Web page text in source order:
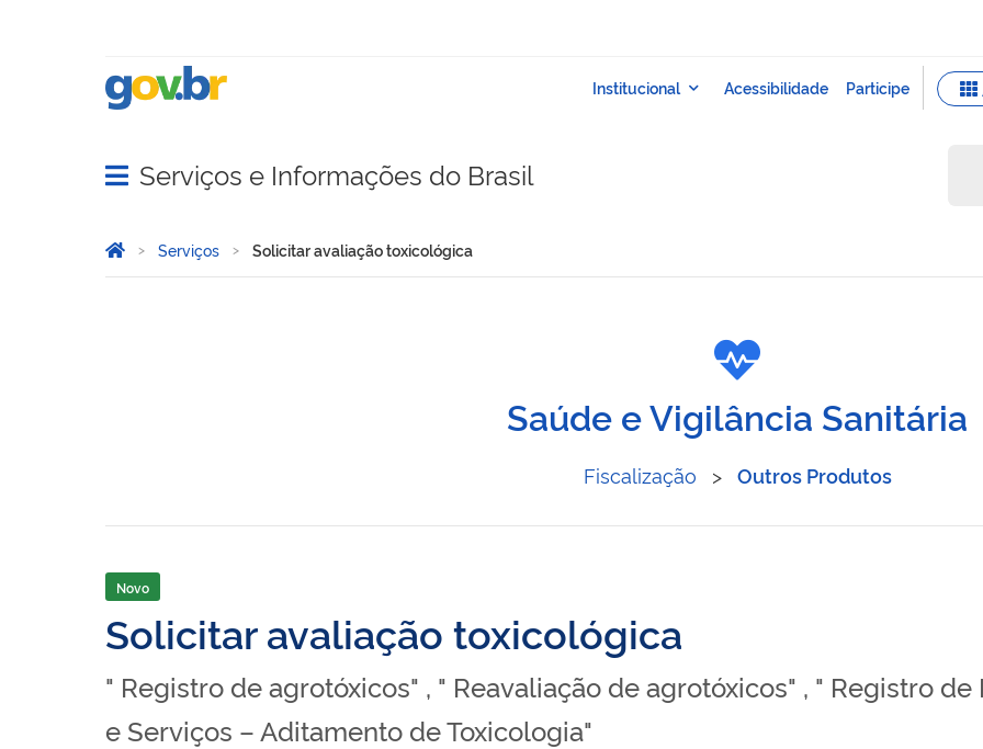
Abrir menu principal de navegação
Serviços e Informações do Brasil
Você está aqui:
Página Inicial
Serviços Solicitar avaliação toxicológica
Saúde e Vigilância Sanitária
Fiscalização > Outros Produtos
Novo
Solicitar avaliação toxicológica
" Registro de agrotóxicos" , " Reavaliação de agrotóxicos" , " Registro de
e Serviços – Aditamento de Toxicologia"